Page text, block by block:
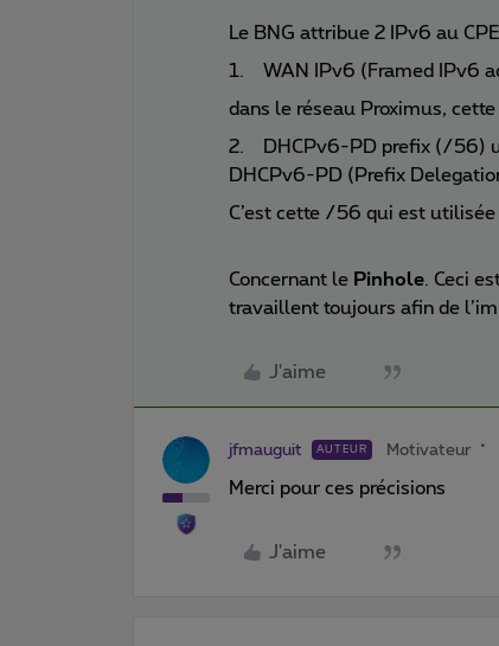
Le BNG attribue 2 IPv6 au
1. WAN IPv6 (Framed IPv6
dans le réseau Proximus,
2. DHCPv6-PD prefix (/56)
DHCPv6-PD (Prefix
C’est cette /56 qui est utilisée
Concernant le Pinhole . Ceci
travaillent toujours afin de
J'aime
jfmauguit AUTEUR Motivateur
Merci pour ces précisions
J'aime